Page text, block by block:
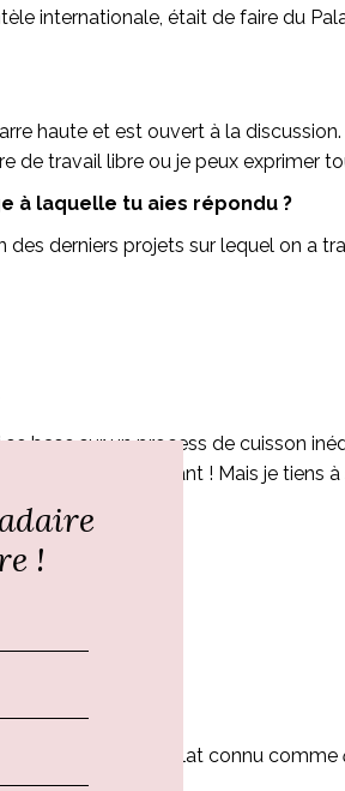
internationale, était de faire du
haute et est ouvert à la
de travail libre ou je peux exprimer
à laquelle tu aies répondu ?
derniers projets sur lequel on a
base sur un process de cuisson
est passionnant ! Mais je tiens à
partir d’un nom de plat connu comme
!